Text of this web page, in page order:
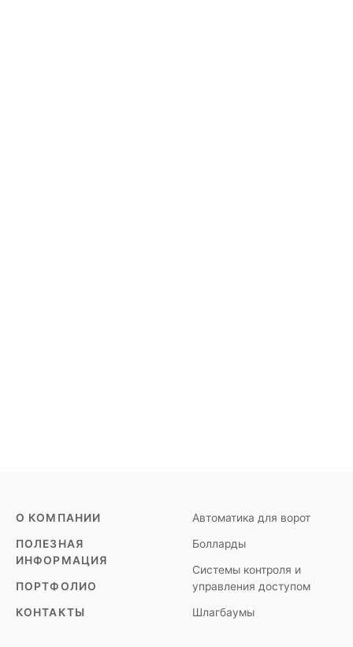
О КОМПАНИИ
ПОЛЕЗНАЯ
ИНФОРМАЦИЯ
ПОРТФОЛИО
КОНТАКТЫ
Автоматика для ворот
Болларды
Системы контроля и
управления доступом
Шлагбаумы